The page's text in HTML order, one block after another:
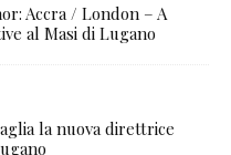
Accra / London – A
al Masi di Lugano
la nuova direttrice